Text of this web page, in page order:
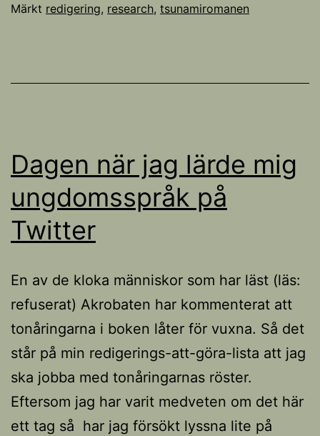
Märkt redigering, research, tsunamiromanen
Dagen när jag lärde mig
ungdomsspråk på
Twitter
En av de kloka människor som har läst (läs:
refuserat) Akrobaten har kommenterat att
tonåringarna i boken låter för vuxna. Så det
står på min redigerings-att-göra-lista att jag
ska jobba med tonåringarnas röster.
Eftersom jag har varit medveten om det här
ett tag så har jag försökt lyssna lite på